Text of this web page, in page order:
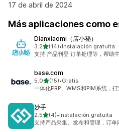
17 de abril de 2024
Más aplicaciones como
Dianxiaomi（店小秘）
3.2de 5 estrellas
(14)
14 reseñas en total
•Instalación gratuita
支持 产品刊登 订单处理等，帮助
base.com
5.0de 5 estrellas
(15)
15 reseñas en total
•Gratis
一体化ERP、WMS和PIM系统，
妙手
2.5de 5 estrellas
(4)
4 reseñas en total
•Instalación gratuita
支持产品采集、发布和管理，订